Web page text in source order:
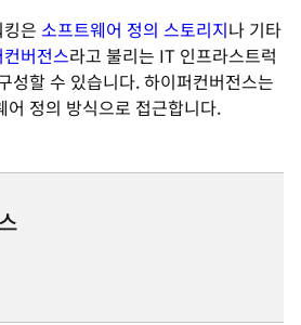
은 소프트웨어 정의 스토리지나 기타
버전스라고 불리는 IT 인프라스트럭
성할 수 있습니다. 하이퍼컨버전스는
어 정의 방식으로 접근합니다.